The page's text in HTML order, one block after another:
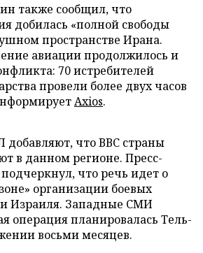
также сообщил, что
добилась «полной свободы
пространстве Ирана.
авиации продолжилось и
70 истребителей
провели более двух часов
Axios.
что ВВС страны
в данном регионе. Пресс-
что речь идет о
организации боевых
Израиля. Западные СМИ
операция планировалась Тель-
восьми месяцев.